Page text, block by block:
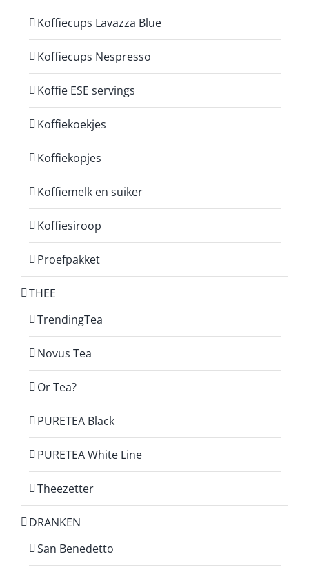
Koffiecups Lavazza Blue
Koffiecups Nespresso
Koffie ESE servings
Koffiekoekjes
Koffiekopjes
Koffiemelk en suiker
Koffiesiroop
Proefpakket
THEE
TrendingTea
Novus Tea
Or Tea?
PURETEA Black
PURETEA White Line
Theezetter
DRANKEN
San Benedetto